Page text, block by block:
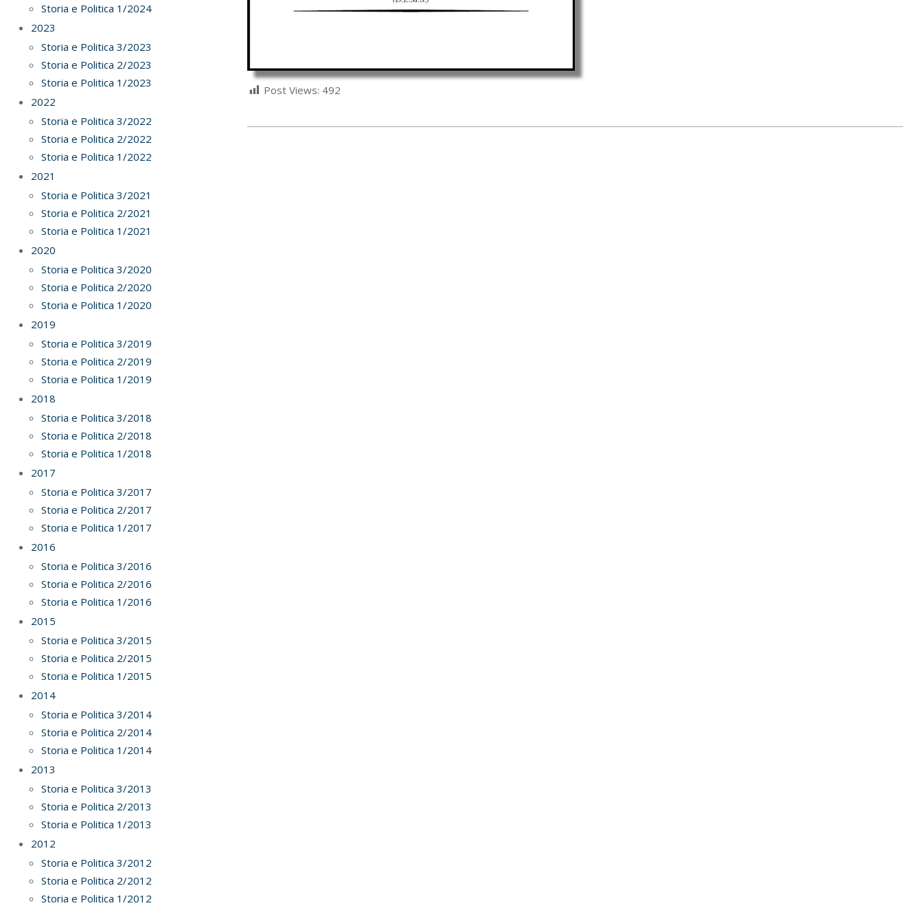
Post Views: 492
Storia e Politica 1/2024
2023
Storia e Politica 3/2023
Storia e Politica 2/2023
Storia e Politica 1/2023
2022
Storia e Politica 3/2022
Storia e Politica 2/2022
Storia e Politica 1/2022
2021
Storia e Politica 3/2021
Storia e Politica 2/2021
Storia e Politica 1/2021
2020
Storia e Politica 3/2020
Storia e Politica 2/2020
Storia e Politica 1/2020
2019
Storia e Politica 3/2019
Storia e Politica 2/2019
Storia e Politica 1/2019
2018
Storia e Politica 3/2018
Storia e Politica 2/2018
Storia e Politica 1/2018
2017
Storia e Politica 3/2017
Storia e Politica 2/2017
Storia e Politica 1/2017
2016
Storia e Politica 3/2016
Storia e Politica 2/2016
Storia e Politica 1/2016
2015
Storia e Politica 3/2015
Storia e Politica 2/2015
Storia e Politica 1/2015
2014
Storia e Politica 3/2014
Storia e Politica 2/2014
Storia e Politica 1/2014
2013
Storia e Politica 3/2013
Storia e Politica 2/2013
Storia e Politica 1/2013
2012
Storia e Politica 3/2012
Storia e Politica 2/2012
Storia e Politica 1/2012